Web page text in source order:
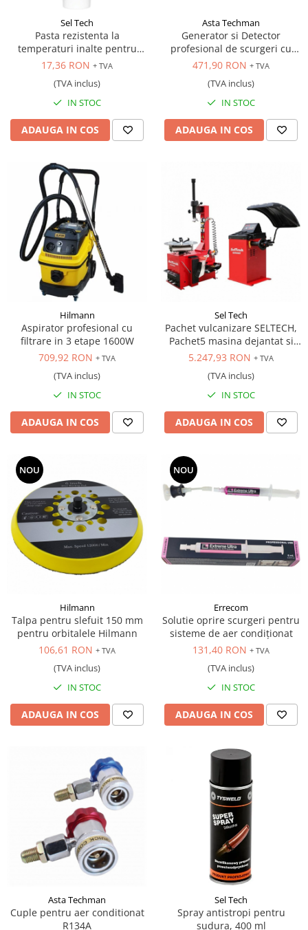
Sel Tech
Pasta rezistenta la
temperaturi inalte pentru
reparat sistemul de evacuare,
17,36 RON + TVA
(TVA inclus)
IN STOC
ADAUGA IN COS
Asta Techman
Generator si Detector
profesional de scurgeri cu
fum, 12V
471,90 RON + TVA
(TVA inclus)
IN STOC
ADAUGA IN COS
Hilmann
Aspirator profesional cu
filtrare in 3 etape 1600W
709,92 RON + TVA
(TVA inclus)
IN STOC
ADAUGA IN COS
Sel Tech
Pachet vulcanizare SELTECH,
Pachet5 masina dejantat si
masina echilibrat 24 inch,
5.247,93 RON + TVA
(TVA inclus)
IN STOC
ADAUGA IN COS
NOU
Hilmann
Talpa pentru slefuit 150 mm
pentru orbitalele Hilmann
106,61 RON + TVA
(TVA inclus)
IN STOC
ADAUGA IN COS
NOU
Errecom
Solutie oprire scurgeri pentru
sisteme de aer condiționat
131,40 RON + TVA
(TVA inclus)
IN STOC
ADAUGA IN COS
Asta Techman
Cuple pentru aer conditionat
R134A
Sel Tech
Spray antistropi pentru
sudura, 400 ml